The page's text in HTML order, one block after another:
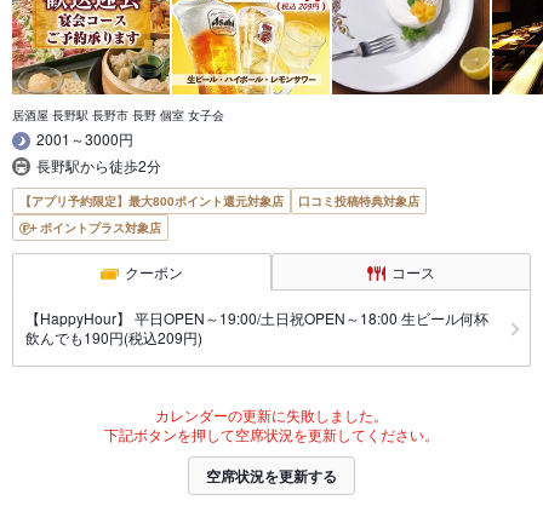
居酒屋 長野駅 長野市 長野 個室 女子会
2001～3000円
長野駅から徒歩2分
【アプリ予約限定】最大800ポイント還元対象店
口コミ投稿特典対象店
ポイントプラス対象店
クーポン コース
【HappyHour】 平日OPEN～19:00/土日祝OPEN～18:00 生ビール何杯
飲んでも190円(税込209円)
カレンダーの更新に失敗しました。
下記ボタンを押して空席状況を更新してください。
空席状況を更新する